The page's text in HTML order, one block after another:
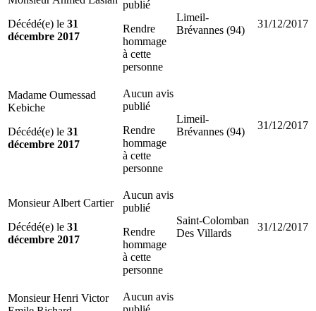
Décédé(e) le 31
décembre 2017
publié
Rendre
hommage
à cette
personne
Limeil-
Brévannes (94)
31/12/2017
Madame Oumessad
Kebiche
Décédé(e) le 31
décembre 2017
Aucun avis
publié
Rendre
hommage
à cette
personne
Limeil-
Brévannes (94)
31/12/2017
Monsieur Albert Cartier
Décédé(e) le 31
décembre 2017
Aucun avis
publié
Rendre
hommage
à cette
personne
Saint-Colomban
Des Villards
31/12/2017
Monsieur Henri Victor
Aucun avis